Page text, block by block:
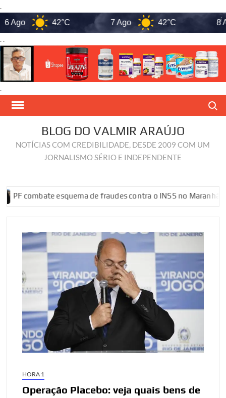
.
42°C 7 Ago 42°C 8 Ago
. .
.
Skip
BLOG DO VALMIR ARAÚJO
NOTÍCIAS COM CREDIBILIDADE, DESDE 2009 COM UM
JORNALISMO SÉRIO E INDEPENDENTE
esquema de fraudes contra o INSS no Maranhão PF
HORA 1
Operação Placebo: veja quais bens de